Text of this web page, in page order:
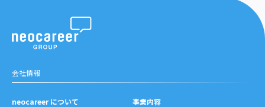
会社情報
neocareer について
事業内容